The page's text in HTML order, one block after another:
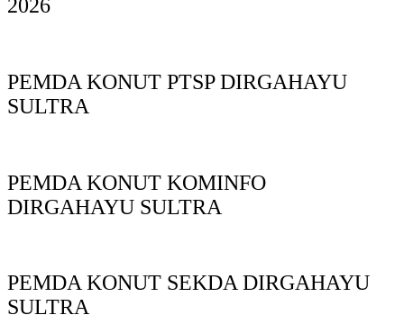
2026
PEMDA KONUT PTSP DIRGAHAYU
SULTRA
PEMDA KONUT KOMINFO
DIRGAHAYU SULTRA
PEMDA KONUT SEKDA DIRGAHAYU
SULTRA